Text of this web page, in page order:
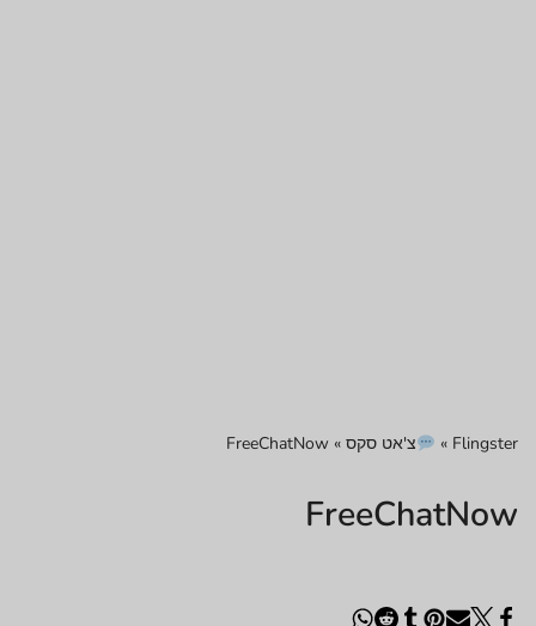
Flingster
» צ'אט סקס»
FreeChatNow
FreeChatNow